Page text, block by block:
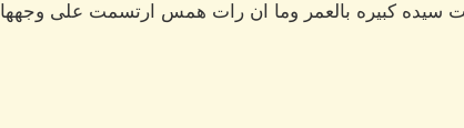
سيده كبيره بالعمر وما ان رات همس ارتسمت على وجهها